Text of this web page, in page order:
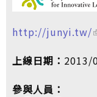
http://junyi.tw/
上線日期： 2013/
參與人員：